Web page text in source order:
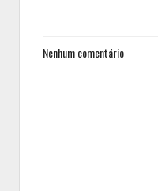
Nenhum comentário